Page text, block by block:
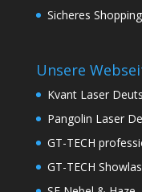
Sicheres
Unsere
Kvant Laser
Pangolin Laser
GT-TECH
GT-TECH